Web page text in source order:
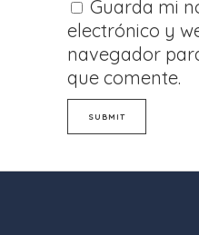
Guarda mi
electrónico y
navegador
que comente.